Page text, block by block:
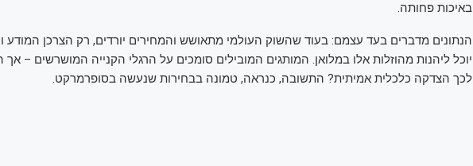
באיכות פחותה.
הנתונים מדברים בעד עצמם: בעוד שהשוק העולמי מתאושש והמחירים יורדים, רק הצרכן המודע
יוכל ליהנות מהוזלות אלו במלואן. המותגים המובילים סומכים על הרגלי הקנייה המושרשים –
לכך הצדקה כלכלית אמיתית? התשובה, כנראה, טמונה בבחירות שנעשה בסופרמרקט.